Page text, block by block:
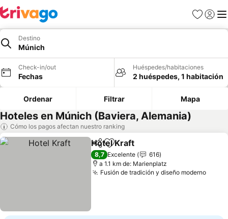
Favoritos
Iniciar
Destino
Múnich
Check-in/out
Fechas
Huéspedes/habitaciones
2 huéspedes, 1 habitación
Ordenar Filtrar Mapa
Hoteles en Múnich (Baviera, Alemania)
Cómo los pagos afectan nuestro ranking
CompartirAgregar a favoritos
Hotel Kraft
8,7 Excelente
616
a 1.1 km de: Marienplatz
Fusión de tradición y diseño moderno